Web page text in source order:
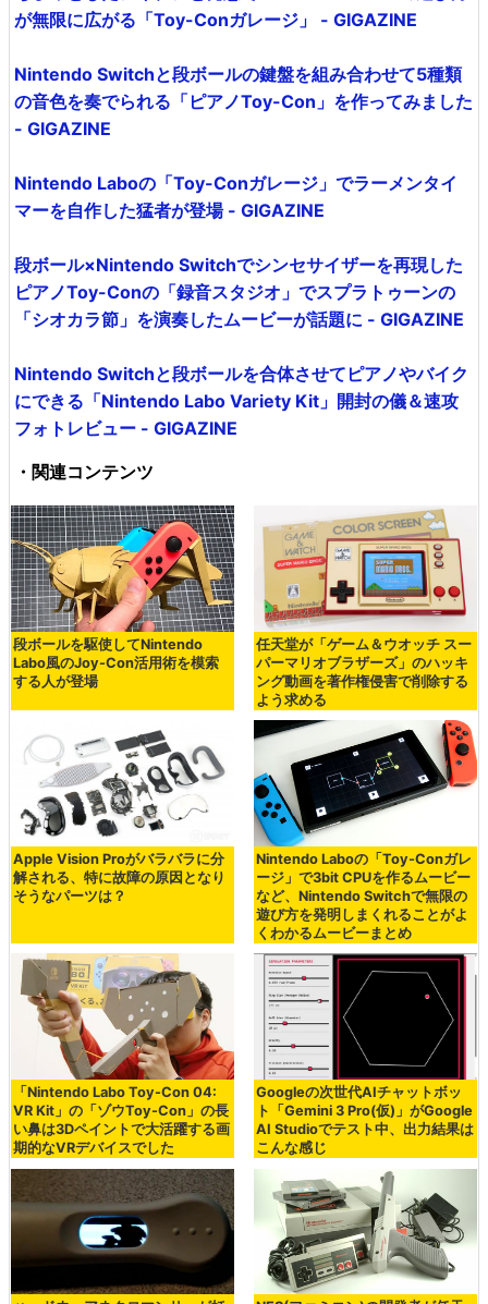
が無限に広がる「Toy-Conガレージ」 - GIGAZINE
Nintendo Switchと段ボールの鍵盤を組み合わせて5種類
の音色を奏でられる「ピアノToy-Con」を作ってみました
- GIGAZINE
Nintendo Laboの「Toy-Conガレージ」でラーメンタイ
マーを自作した猛者が登場 - GIGAZINE
段ボール×Nintendo Switchでシンセサイザーを再現した
ピアノToy-Conの「録音スタジオ」でスプラトゥーンの
「シオカラ節」を演奏したムービーが話題に - GIGAZINE
Nintendo Switchと段ボールを合体させてピアノやバイク
にできる「Nintendo Labo Variety Kit」開封の儀＆速攻
フォトレビュー - GIGAZINE
・関連コンテンツ
段ボールを駆使してNintendo
Labo風のJoy-Con活用術を模索
する人が登場
任天堂が「ゲーム＆ウオッチ スー
パーマリオブラザーズ」のハッキ
ング動画を著作権侵害で削除する
よう求める
Apple Vision Proがバラバラに分
解される、特に故障の原因となり
そうなパーツは？
Nintendo Laboの「Toy-Conガレ
ージ」で3bit CPUを作るムービー
など、Nintendo Switchで無限の
遊び方を発明しまくれることがよ
くわかるムービーまとめ
「Nintendo Labo Toy-Con 04:
VR Kit」の「ゾウToy-Con」の長
い鼻は3Dペイントで大活躍する画
期的なVRデバイスでした
Googleの次世代AIチャットボッ
ト「Gemini 3 Pro(仮)」がGoogle
AI Studioでテスト中、出力結果は
こんな感じ